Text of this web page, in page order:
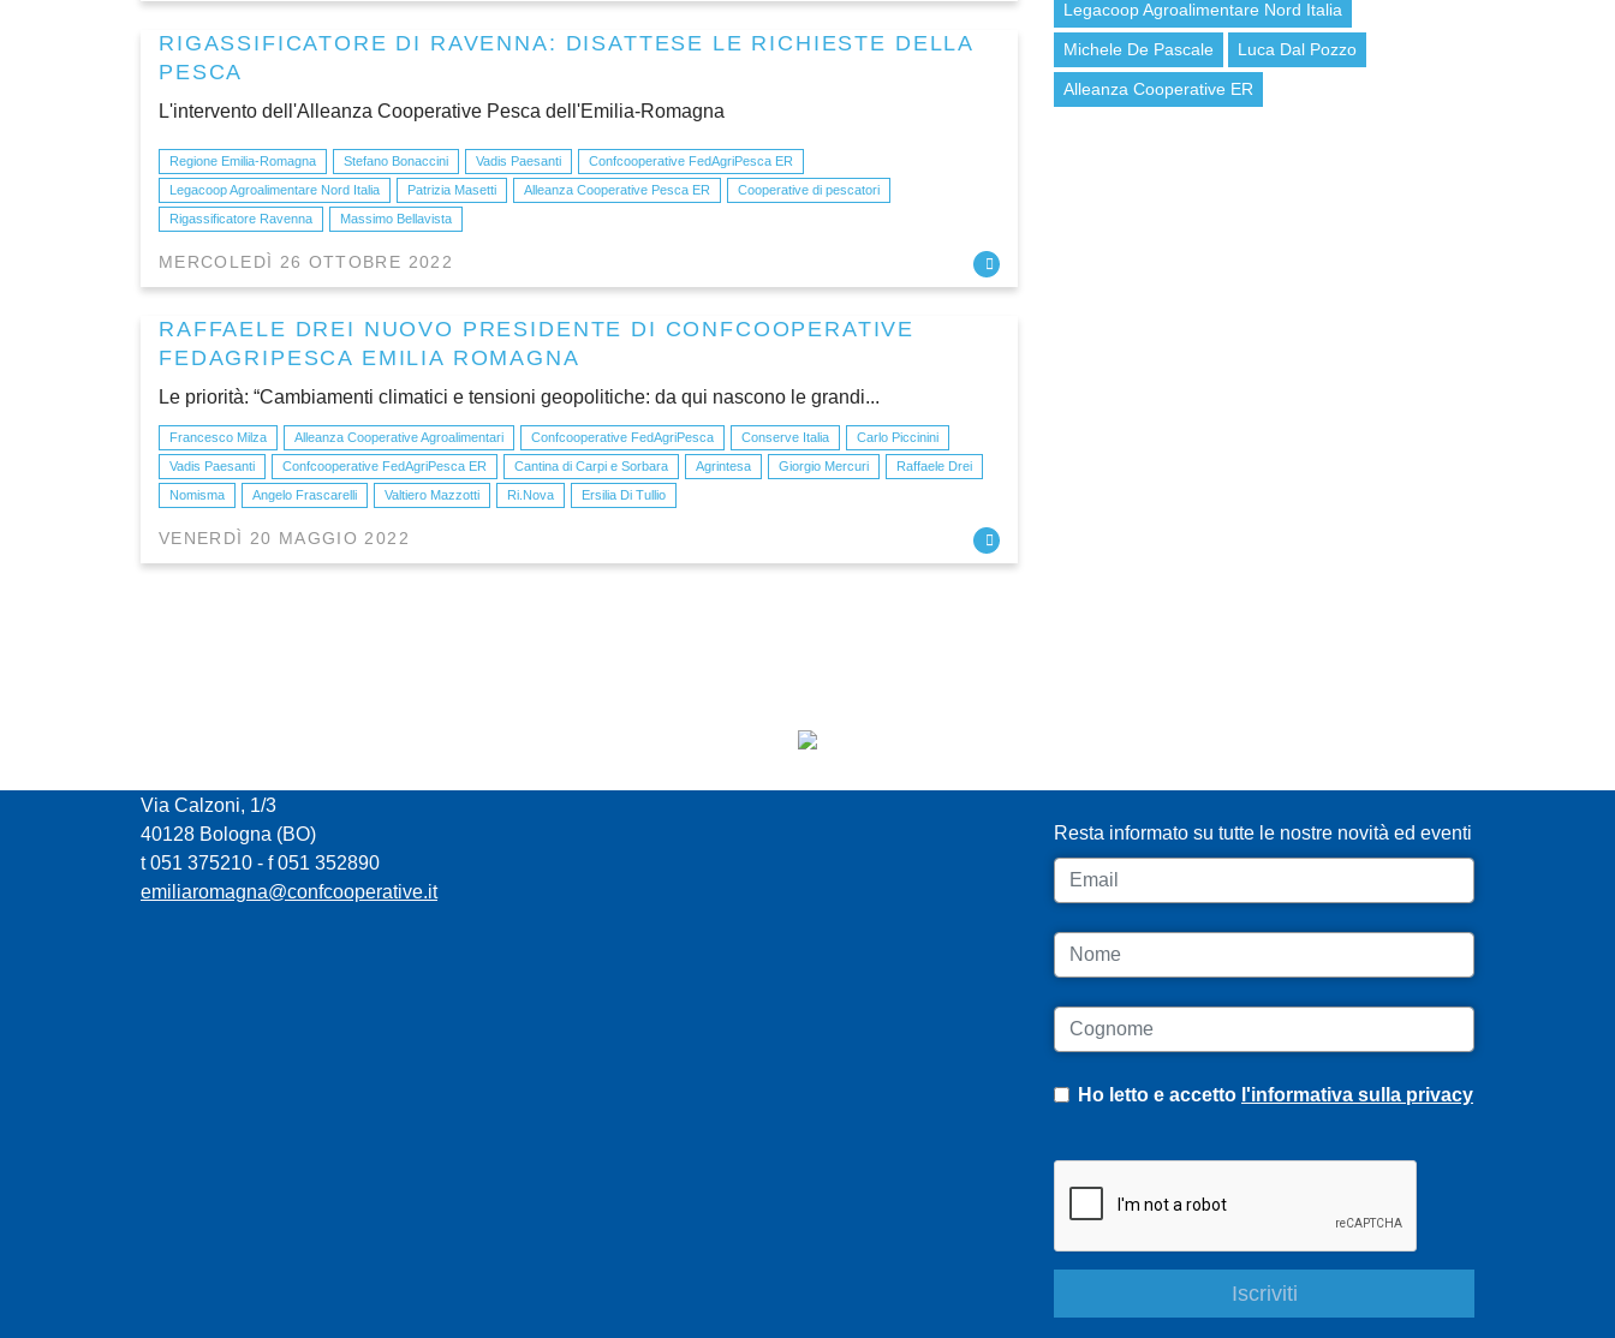
RIGASSIFICATORE DI RAVENNA: DISATTESE LE RICHIESTE DELLA
PESCA
L'intervento dell'Alleanza Cooperative Pesca dell'Emilia-Romagna
Regione Emilia-Romagna Stefano Bonaccini Vadis Paesanti
Confcooperative FedAgriPesca ER
Legacoop Agroalimentare Nord Italia
Patrizia Masetti Alleanza Cooperative Pesca ER
Cooperative di pescatori
Rigassificatore Ravenna
Massimo Bellavista
MERCOLEDÌ 26 OTTOBRE 2022
RAFFAELE DREI NUOVO PRESIDENTE DI CONFCOOPERATIVE
FEDAGRIPESCA EMILIA ROMAGNA
Le priorità: “Cambiamenti climatici e tensioni geopolitiche: da qui nascono le grandi...
Francesco Milza Alleanza Cooperative Agroalimentari Confcooperative FedAgriPesca Conserve Italia
Carlo Piccinini
Vadis Paesanti
Confcooperative FedAgriPesca ER Cantina di Carpi e Sorbara Agrintesa Giorgio Mercuri
Raffaele Drei
Nomisma
Angelo Frascarelli Valtiero Mazzotti Ri.Nova Ersilia Di Tullio
VENERDÌ 20 MAGGIO 2022
Legacoop Agroalimentare Nord Italia
Michele De Pascale Luca Dal Pozzo
Alleanza Cooperative ER
Resta informato su tutte le nostre novità ed eventi
Email
Nome
Cognome
Ho letto e accetto l'informativa sulla privacy
Via Calzoni, 1/3
40128 Bologna (BO)
t 051 375210 - f 051 352890
emiliaromagna@confcooperative.it